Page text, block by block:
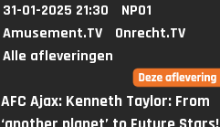
31-01-2025 21:30
NPO1
Amusement.TV
Onrecht.TV
Alle afleveringen
AFC Ajax: Kenneth Taylor: From